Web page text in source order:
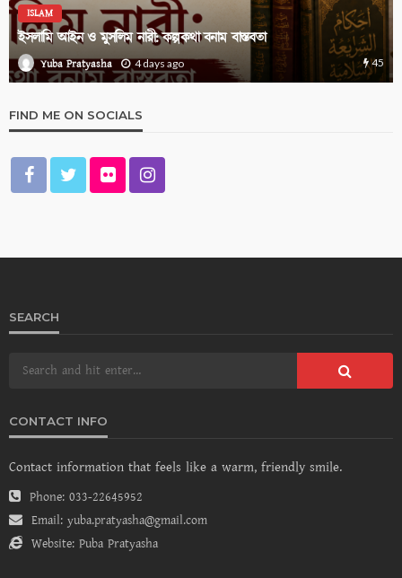
ISLAM
ইসলামি আইন ও মুসলিম নারী: কল্পকথা বনাম বাস্তবতা
Yuba Pratyasha 4 days ago 45
FIND ME ON SOCIALS
SEARCH
CONTACT INFO
Contact information that feels like a warm, friendly smile.
Phone: 033-22645952
Email: yuba.pratyasha@gmail.com
Website: Puba Pratyasha